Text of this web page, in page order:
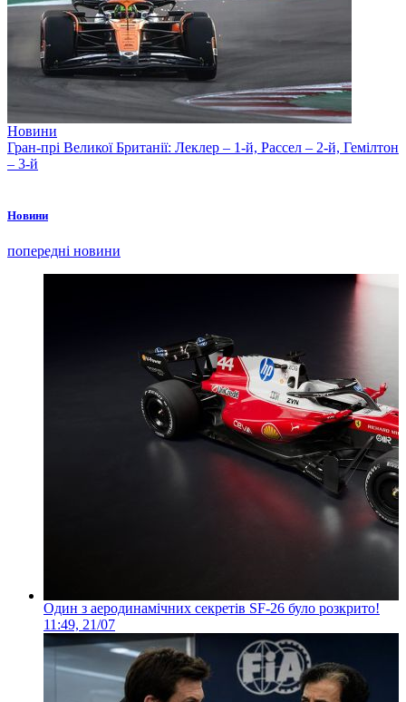
Новини
Гран-прі Великої Британії: Леклер – 1-й, Рассел – 2-й, Гемілтон
– 3-й
Новини
попередні новини
Один з аеродинамічних секретів SF-26 було розкрито!
11:49, 21/07